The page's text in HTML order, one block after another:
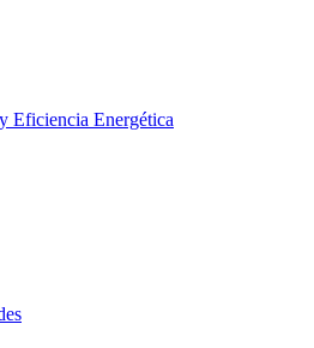
Eficiencia Energética